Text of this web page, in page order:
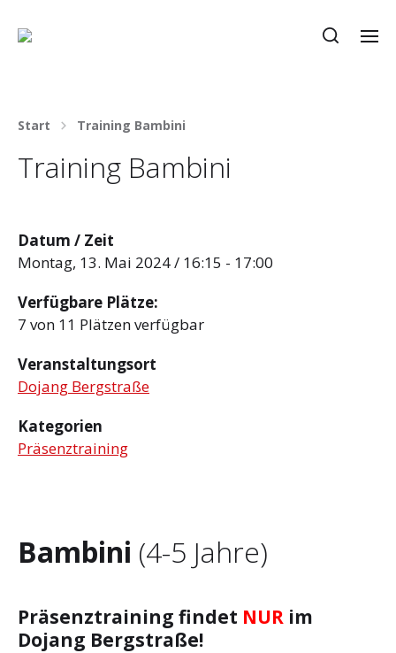
Start Training Bambini
Training Bambini
Datum / Zeit
Montag, 13. Mai 2024 / 16:15 - 17:00
Verfügbare Plätze:
7 von 11 Plätzen verfügbar
Veranstaltungsort
Dojang Bergstraße
Kategorien
Präsenztraining
Bambini (4-5 Jahre)
Präsenztraining findet NUR im
Dojang Bergstraße!